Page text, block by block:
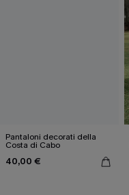
Pantaloni decorati della
Costa di Cabo
40,00 €